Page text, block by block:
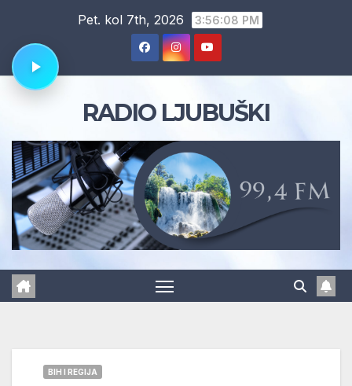
content
Pet. kol 7th, 2026 3:56:09 PM
RADIO LJUBUŠKI
BIH I REGIJA